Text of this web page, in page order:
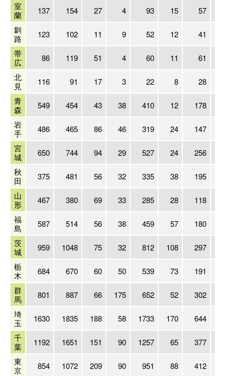
室
蘭
137 154 27 4 93 15 57
釧
路
123 102 11 9 52 12
41
帯
広
86 119 51 4 60 11
61
北
見
116 91 17 3 22 8
28
青
森
549 454 43 38 410 12 178
岩
手
486 465 86 46 319 24 147
宮
城
650 744 94 29 527 24 256
秋
田
375 481 56 32 335 38 195
山
形
467 380 69 33 285 28 118
福
島
587 514 56 38 459 57 180
茨
城
959 1048 75 32 812 108 297
栃
木
684 670 60 50 539 73 191
群
馬
801 887 66 175 652 52 302
埼
玉
1630 1835 188 58 1733 170 644
千
葉
1192 1651 151 90 1257 65 377
東
京
854 1072 209 90 951 88 412